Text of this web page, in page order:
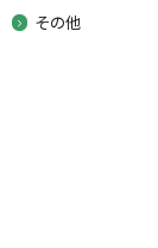
その他